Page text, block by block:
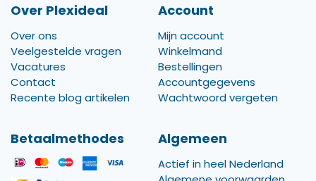
Over Plexideal
Over ons
Veelgestelde vragen
Vacatures
Contact
Recente blog artikelen
Account
Mijn account
Winkelmand
Bestellingen
Accountgegevens
Wachtwoord vergeten
Betaalmethodes Algemeen
Actief in heel Nederland